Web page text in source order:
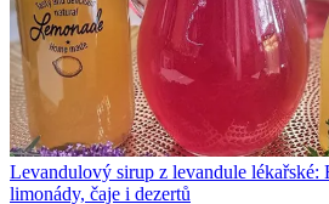
Levandulový sirup z levandule lékařské:
limonády, čaje i dezertů